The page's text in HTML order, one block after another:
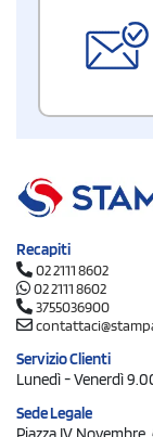
Recapiti
02 2111 8602
02 2111 8602
3755036900
Servizio Clienti
Lunedì - Venerdì
Sede Legale